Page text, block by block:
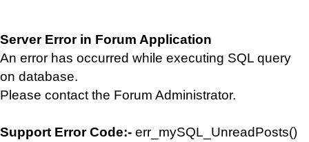
Server Error in Forum Application
An error has occurred while executing SQL query
on database.
Please contact the Forum Administrator.
Support Error Code:- err_mySQL_UnreadPosts()